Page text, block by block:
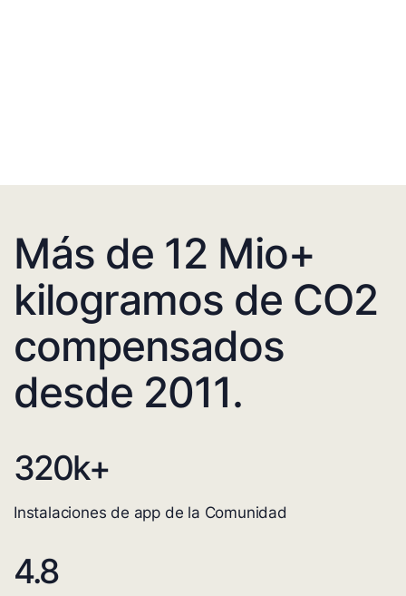
Más de 12 Mio+
kilogramos de CO2
compensados
desde 2011.
320k+
Instalaciones de app de la Comunidad
4.8